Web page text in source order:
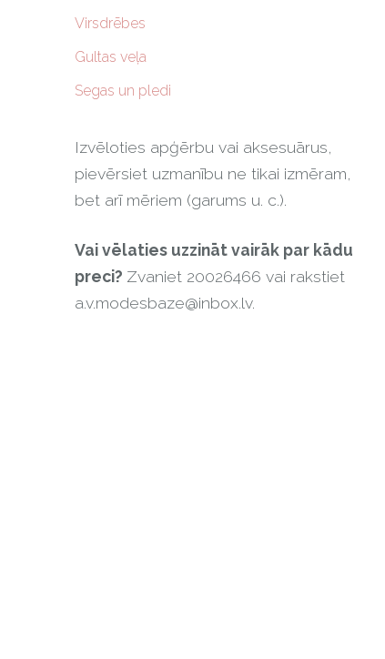
Virsdrēbes
Gultas veļa
Segas un pledi
Izvēloties apģērbu vai aksesuārus,
pievērsiet uzmanību ne tikai izmēram,
bet arī mēriem (garums u. c.).
Vai vēlaties uzzināt vairāk par kādu
preci? Zvaniet 20026466 vai rakstiet
a.v.modesbaze@inbox.lv.